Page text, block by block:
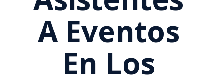
A Eventos
En Los